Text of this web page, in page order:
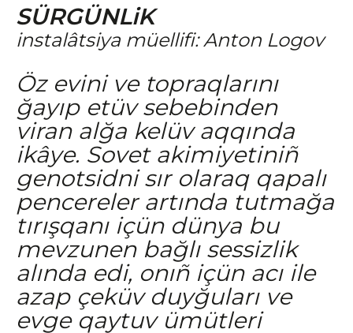
SÜRGÜNLiK
instalâtsiya müellifi: Anton Logov
Öz evini ve topraqlarını
ğayıp etüv sebebinden
viran alğa kelüv aqqında
ikâye. Sovet akimiyetiniñ
genotsidni sır olaraq qapalı
pencereler artında tutmağa
tırışqanı içün dünya bu
mevzunen bağlı sessizlik
alında edi, onıñ içün acı ile
azap çeküv duyğuları ve
evge qaytuv ümütleri